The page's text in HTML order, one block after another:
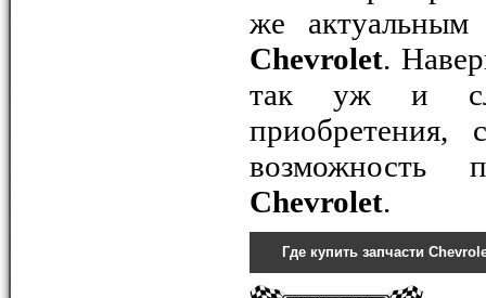
же
Chevrolet.
так уж и
Chevrolet.
Где купить запчасти